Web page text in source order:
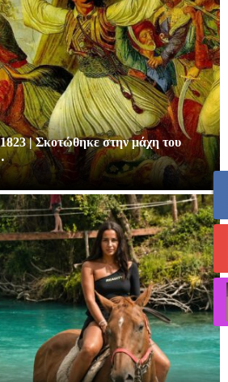
| Σκοτώθηκε στην μάχη του